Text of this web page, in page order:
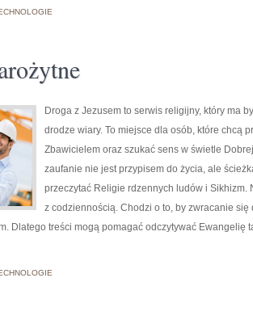
Droga z Jezusem to serwis religijny, który ma
drodze wiary. To miejsce dla osób, które chcą
Zbawicielem oraz szukać sens w świetle
zaufanie nie jest przypisem do życia, ale
przeczytać Religie rdzennych ludów i
z codziennością. Chodzi o to, by zwracanie
Dlatego treści mogą pomagać odczytywać Ewangelię